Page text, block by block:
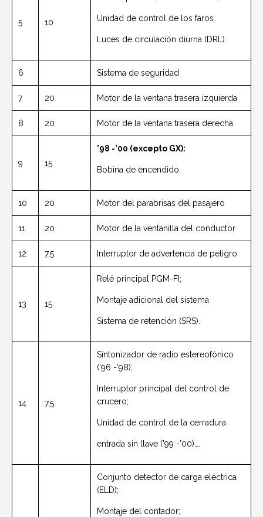
5 10 Unidad de control de los faros
Luces de circulación diurna (DRL).
6 Sistema de seguridad
7 20 Motor de la ventana trasera izquierda
8 20 Motor de la ventana trasera derecha
9 15
’98 -’00 (excepto GX):
Bobina de encendido.
10 20 Motor del parabrisas del pasajero
11 20 Motor de la ventanilla del conductor
12 7,5 Interruptor de advertencia de peligro
13 15
Relé principal PGM-FI;
Montaje adicional del sistema
Sistema de retención (SRS).
14 7,5
Sintonizador de radio estereofónico
(’96 -’98);
Interruptor principal del control de
crucero;
Unidad de control de la cerradura
entrada sin llave (’99 -’00)….
Conjunto detector de carga eléctrica
(ELD);
Montaje del contador;